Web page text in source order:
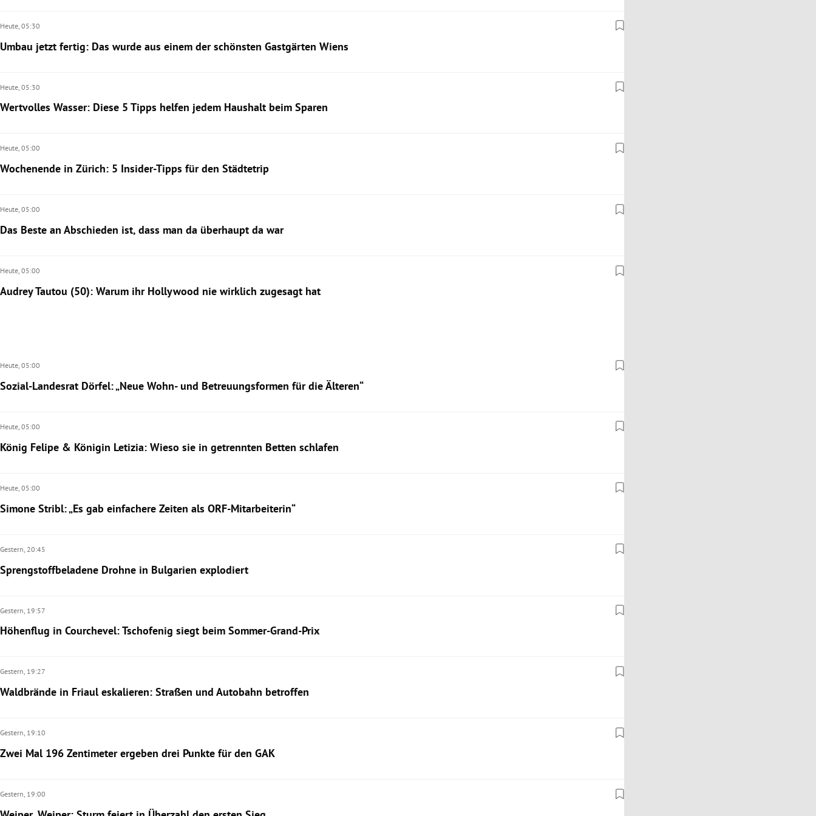
Heute, 05:30
Umbau jetzt fertig: Das wurde aus einem der schönsten Gastgärten Wiens
Heute, 05:30
Wertvolles Wasser: Diese 5 Tipps helfen jedem Haushalt beim Sparen
Heute, 05:00
Wochenende in Zürich: 5 Insider-Tipps für den Städtetrip
Heute, 05:00
Das Beste an Abschieden ist, dass man da überhaupt da war
Heute, 05:00
Audrey Tautou (50): Warum ihr Hollywood nie wirklich zugesagt hat
Heute, 05:00
Sozial-Landesrat Dörfel: „Neue Wohn- und Betreuungsformen für die Älteren“
Heute, 05:00
König Felipe & Königin Letizia: Wieso sie in getrennten Betten schlafen
Heute, 05:00
Simone Stribl: „Es gab einfachere Zeiten als ORF-Mitarbeiterin“
Gestern, 20:45
Sprengstoffbeladene Drohne in Bulgarien explodiert
Gestern, 19:57
Höhenflug in Courchevel: Tschofenig siegt beim Sommer-Grand-Prix
Gestern, 19:27
Waldbrände in Friaul eskalieren: Straßen und Autobahn betroffen
Gestern, 19:10
Zwei Mal 196 Zentimeter ergeben drei Punkte für den GAK
Gestern, 19:00